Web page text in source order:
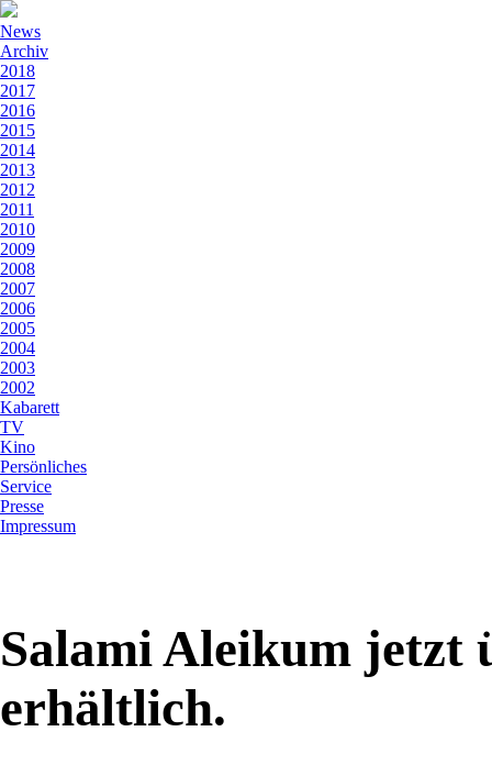
News
Archiv
2018
2017
2016
2015
2014
2013
2012
2011
2010
2009
2008
2007
2006
2005
2004
2003
2002
Kabarett
TV
Kino
Persönliches
Service
Presse
Impressum
Salami Aleikum jetzt
erhältlich.